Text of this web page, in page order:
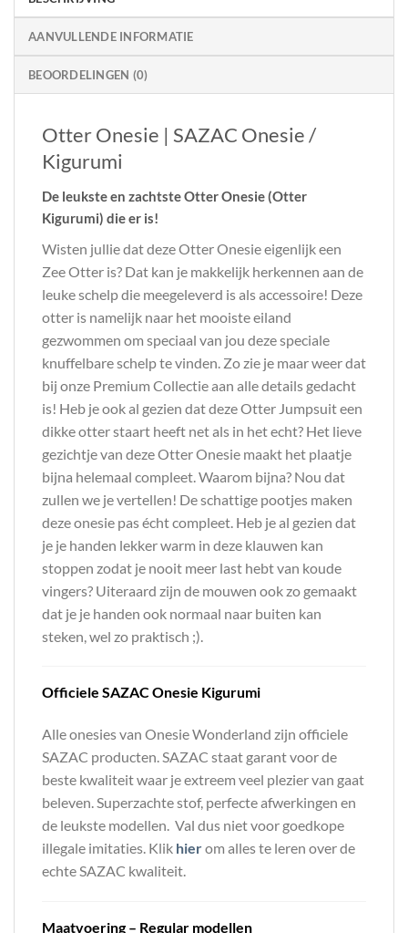
AANVULLENDE INFORMATIE
BEOORDELINGEN (0)
Otter Onesie | SAZAC Onesie /
Kigurumi
De leukste en zachtste Otter Onesie (Otter
Kigurumi) die er is!
Wisten jullie dat deze Otter Onesie eigenlijk een
Zee Otter is? Dat kan je makkelijk herkennen aan de
leuke schelp die meegeleverd is als accessoire! Deze
otter is namelijk naar het mooiste eiland
gezwommen om speciaal van jou deze speciale
knuffelbare schelp te vinden. Zo zie je maar weer dat
bij onze Premium Collectie aan alle details gedacht
is! Heb je ook al gezien dat deze Otter Jumpsuit een
dikke otter staart heeft net als in het echt? Het lieve
gezichtje van deze Otter Onesie maakt het plaatje
bijna helemaal compleet. Waarom bijna? Nou dat
zullen we je vertellen! De schattige pootjes maken
deze onesie pas écht compleet. Heb je al gezien dat
je je handen lekker warm in deze klauwen kan
stoppen zodat je nooit meer last hebt van koude
vingers? Uiteraard zijn de mouwen ook zo gemaakt
dat je je handen ook normaal naar buiten kan
steken, wel zo praktisch ;).
Officiele SAZAC Onesie Kigurumi
Alle onesies van Onesie Wonderland zijn officiele
SAZAC producten. SAZAC staat garant voor de
beste kwaliteit waar je extreem veel plezier van gaat
beleven. Superzachte stof, perfecte afwerkingen en
de leukste modellen. Val dus niet voor goedkope
illegale imitaties. Klik hierom alles te leren over de
echte SAZAC kwaliteit.
Maatvoering – Regular modellen